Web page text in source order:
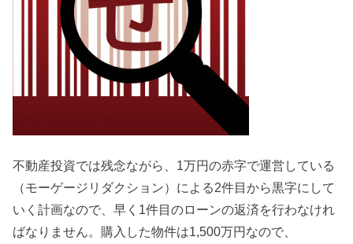
不動産投資では残念ながら、1万円の赤字で運営している
（モーゲージリダクション）による2件目から黒字にして
いく計画なので、早く1件目のローンの返済を行わなけれ
ばなりません。購入した物件は1,500万円なので、